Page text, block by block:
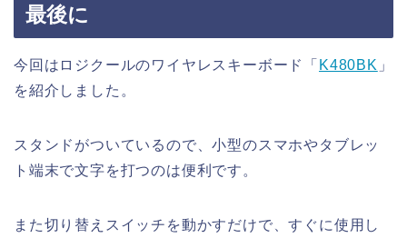
最後に
今回はロジクールのワイヤレスキーボード「 K480BK 」
を紹介しました。
スタンドがついているので、小型のスマホやタブレッ
ト端末で文字を打つのは便利です。
また切り替えスイッチを動かすだけで、すぐに使用し